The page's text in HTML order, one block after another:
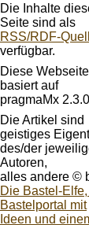
Die Inhalte
Seite sind als
RSS/RDF-
verfügbar.
Diese Webseite
basiert auf
pragmaMx
Die Artikel sind
geistiges
des/der
Autoren,
alles andere ©
Die Bastel-
Bastelportal mit
Ideen und